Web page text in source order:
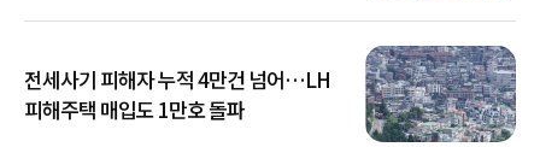
전세사기 피해자 누적 4만건 넘어…LH
피해주택 매입도 1만호 돌파